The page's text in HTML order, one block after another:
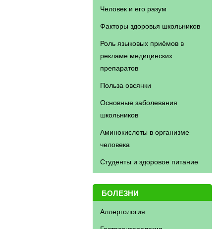
Человек и его разум
Факторы здоровья школьников
Роль языковых приёмов в
рекламе медицинских
препаратов
Польза овсянки
Основные заболевания
школьников
Аминокислоты в организме
человека
Студенты и здоровое питание
БОЛЕЗНИ
Аллергология